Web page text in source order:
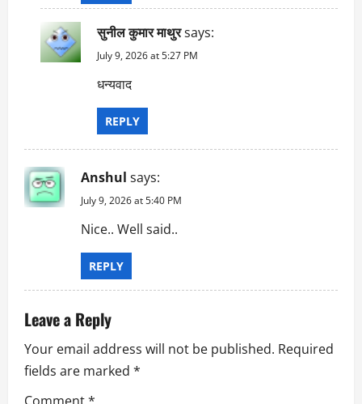
सुनील कुमार माथुरsays:
July 9, 2026 at 5:27 PM
धन्यवाद
REPLY
Anshul says:
July 9, 2026 at 5:40 PM
Nice.. Well said..
REPLY
Leave a Reply
Your email address will not be published. Required
fields are marked *